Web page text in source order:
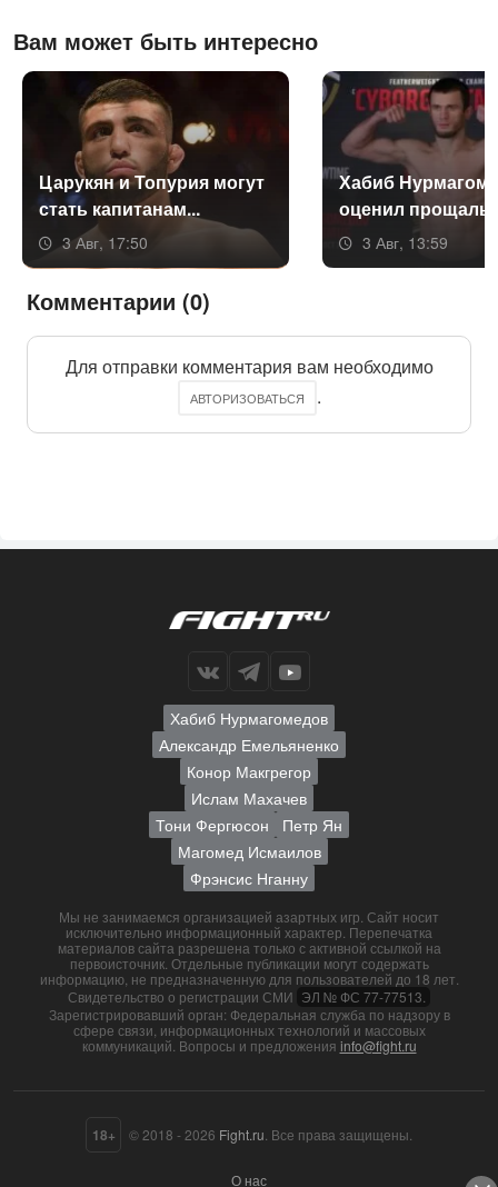
Вам может быть интересно
Ца­рукян и То­пурия мо­гут
стать ка­пита­нам...
3 Авг, 17:50
Ха­биб
оце­нил
3 Авг, 13:59
Комментарии (0)
Для отправки комментария вам необходимо
АВТОРИЗОВАТЬСЯ .
Хабиб Нурмагомедов
Александр Емельяненко
Конор Макгрегор
Ислам Махачев
Тони Фергюсон
Петр Ян
Магомед Исмаилов
Фрэнсис Нганну
Мы не занимаемся организацией азартных игр. Сайт носит
исключительно информационный характер. Перепечатка
материалов сайта разрешена только с активной ссылкой на
первоисточник. Отдельные публикации могут содержать
информацию, не предназначенную для пользователей до 18 лет.
Свидетельство о регистрации СМИ ЭЛ № ФС 77-77513.
Зарегистрировавший орган: Федеральная служба по надзору в
сфере связи, информационных технологий и массовых
коммуникаций. Вопросы и предложения info@fight.ru
18+ © 2018 - 2026 Fight.ru . Все права защищены.
О нас